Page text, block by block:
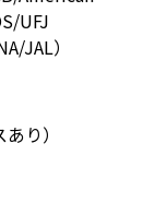
UFJ
JAL）
り）